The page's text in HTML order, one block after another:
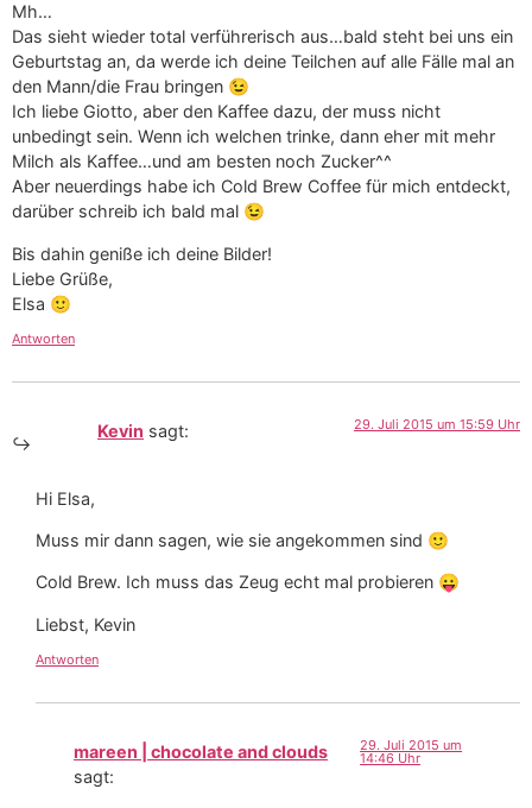
Mh…
Das sieht wieder total verführerisch aus…bald steht bei uns ein
Geburtstag an, da werde ich deine Teilchen auf alle Fälle mal an
den Mann/die Frau bringen 😉
Ich liebe Giotto, aber den Kaffee dazu, der muss nicht
unbedingt sein. Wenn ich welchen trinke, dann eher mit mehr
Milch als Kaffee…und am besten noch Zucker^^
Aber neuerdings habe ich Cold Brew Coffee für mich entdeckt,
darüber schreib ich bald mal 😉
Bis dahin geniße ich deine Bilder!
Liebe Grüße,
Elsa 🙂
Antworten
Kevin sagt: 29. Juli 2015 um 15:59 Uhr
Hi Elsa,
Muss mir dann sagen, wie sie angekommen sind 🙂
Cold Brew. Ich muss das Zeug echt mal probieren 😛
Liebst, Kevin
Antworten
mareen | chocolate and clouds
sagt:
29. Juli 2015 um
14:46 Uhr